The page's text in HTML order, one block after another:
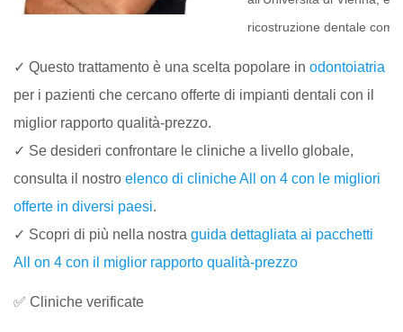
ricostruzione dentale
✓ Questo trattamento è una scelta popolare in odontoiatria
per i pazienti che cercano offerte di impianti dentali con il
miglior rapporto qualità-prezzo.
✓ Se desideri confrontare le cliniche a livello globale,
consulta il nostro elenco di cliniche All on 4 con le migliori
offerte in diversi paesi.
✓ Scopri di più nella nostra guida dettagliata ai pacchetti
All on 4 con il miglior rapporto qualità-prezzo
✅ Cliniche verificate